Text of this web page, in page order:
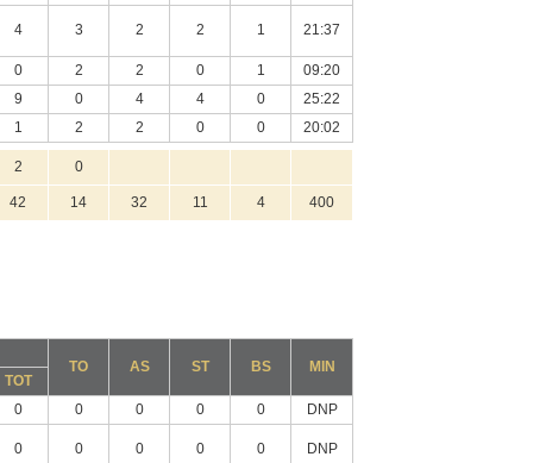
4 3 2 2 1 21:37
0 2 2 0 1
09:20
9 0 4 4 0
25:22
1 2 2 0 0 20:02
2 0
42 14 32 11 4 400
TO
AS ST BS
MIN
TOT
0 0 0 0 0 DNP
0 0 0 0 0 DNP